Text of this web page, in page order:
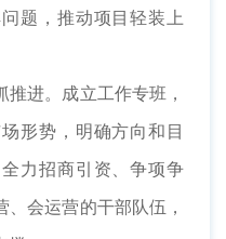
题，推动项目轻装上
进。成立工作专班，
形势，明确方向和目
力招商引资、争项争
会运营的干部队伍，